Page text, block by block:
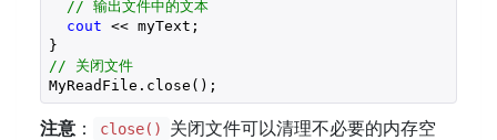
// 输出文件中的文本
cout << myText;
// 关闭文件
MyReadFile.close();
注意 ： close()
关闭文件可以清理不必要的内存空